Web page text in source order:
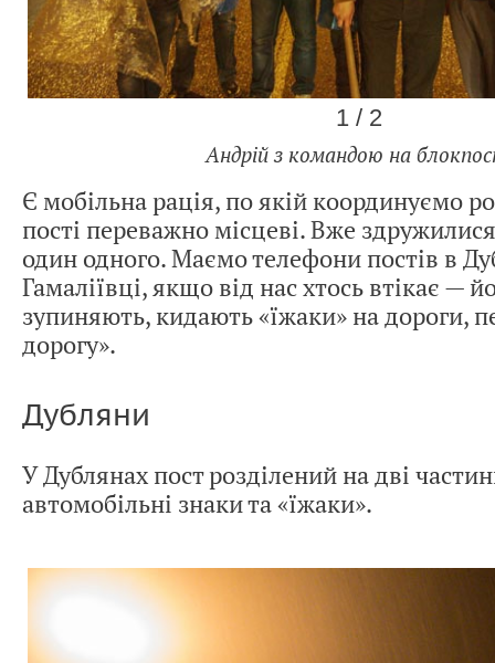
1 / 2
Андрій з командою на
Є мобільна рація, по якій координуємо
пості переважно місцеві. Вже
один одного. Маємо телефони постів в
Гамаліївці, якщо від нас хтось втікає —
зупиняють, кидають «їжаки» на дороги,
дорогу».
Дубляни
У Дублянах пост розділений на дві
автомобільні знаки та «їжаки».